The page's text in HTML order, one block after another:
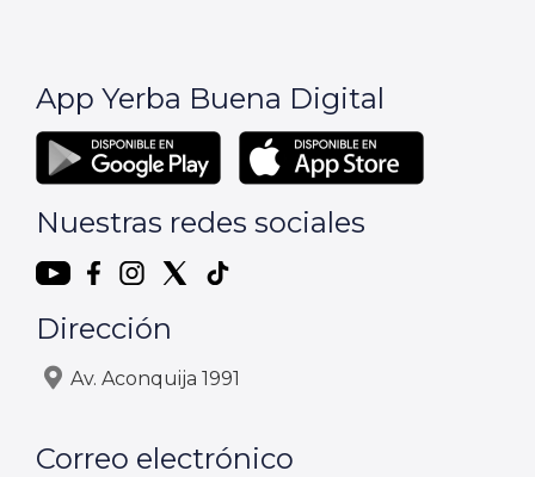
App Yerba Buena Digital
Nuestras redes sociales
Dirección
Av. Aconquija 1991
Correo electrónico